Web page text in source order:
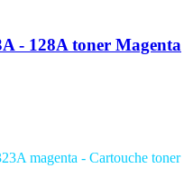
- 128A toner Magenta
magenta - Cartouche toner